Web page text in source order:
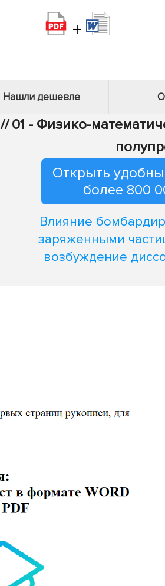
+
Нашли дешевле
// 01 - Физико-
Открыть
более 800
Влияние
заряженными
возбуждение